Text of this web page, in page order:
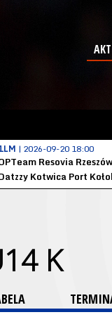
| 2026-09-20 18:00
Resovia Rzeszów
K